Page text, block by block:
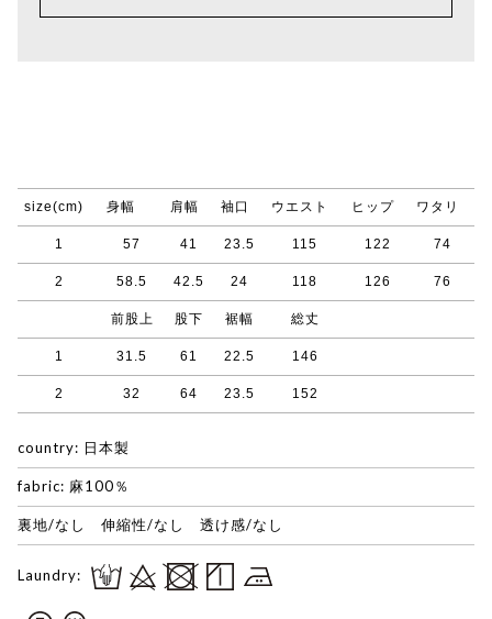
size(cm) 身幅 肩幅 袖口 ウエスト ヒップ ワタリ
1 57 41 23.5 115 122 74
2 58.5 42.5 24 118 126 76
前股上 股下 裾幅 総丈
1 31.5 61 22.5 146
2 32 64 23.5 152
country: 日本製
fabric: 麻100％
裏地/なし 伸縮性/なし 透け感/なし
Laundry: